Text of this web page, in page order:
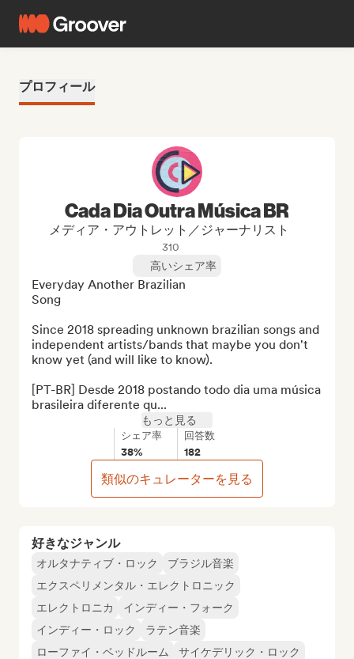
プロフィール
好きなジャンル
オルタナティブ・ロック
ブラジル音楽
エクスペリメンタル・エレクトロニック
エレクトロニカ
インディー・フォーク
インディー・ロック
ラテン音楽
ローファイ・ベッドルーム
サイケデリック・ロック
Cada Dia Outra Música BR
メディア・アウトレット／ジャーナリスト
310
高いシェア率
Everyday Another Brazilian
Song
Since 2018 spreading unknown brazilian songs and
independent artists/bands that maybe you don't
know yet (and will like to know).
[PT-BR] Desde 2018 postando todo dia uma música
brasileira diferente qu...
もっと見る
シェア率
38%
回答数
182
類似のキュレーターを見る